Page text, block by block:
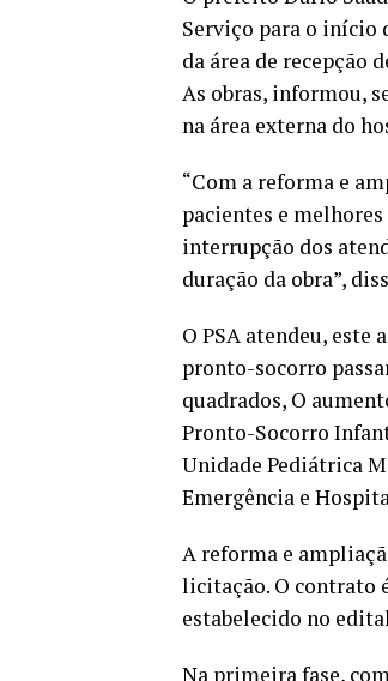
Serviço para o início
da área de recepção
As obras, informou,
na área externa do
“Com a reforma e
pacientes e
interrupção dos
duração da obra”,
O PSA atendeu, este
pronto-socorro
quadrados, O
Pronto-Socorro
Unidade Pediátrica
Emergência e
A reforma e
licitação. O contrato
estabelecido no
Na primeira fase,